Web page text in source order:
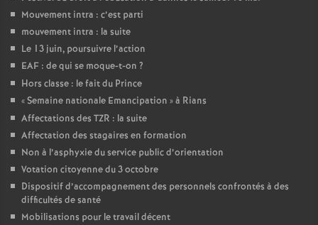
Mouvement intra : c’est parti
mouvement intra : la suite
Le 13 juin, poursuivre l’action
EAF : de qui se moque-t-on ?
Hors classe : le fait du Prince
«Semaine nationale Emancipation » à Rians
Affectations des TZR : la suite
Affectation des stagaires en formation
Non à l’asphyxie du service public d’orientation
Votation citoyenne du 3 octobre
Dispositif d’accompagnement des personnels confrontés à des
difficultés de santé
Mobilisations pour le travail décent